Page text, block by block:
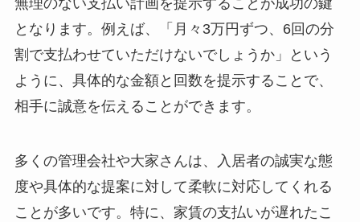
無理のない支払い計画を提示することが成功の鍵
となります。例えば、「月々3万円ずつ、6回の分
割で支払わせていただけないでしょうか」という
ように、具体的な金額と回数を提示することで、
相手に誠意を伝えることができます。
多くの管理会社や大家さんは、入居者の誠実な態
度や具体的な提案に対して柔軟に対応してくれる
ことが多いです。特に、家賃の支払いが遅れたこ